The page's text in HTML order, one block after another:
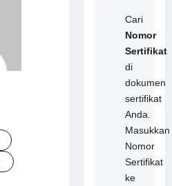
Cari
Nomor
Sertifikat
di
dokumen
sertifikat
Anda.
Masukkan
Nomor
Sertifikat
ke